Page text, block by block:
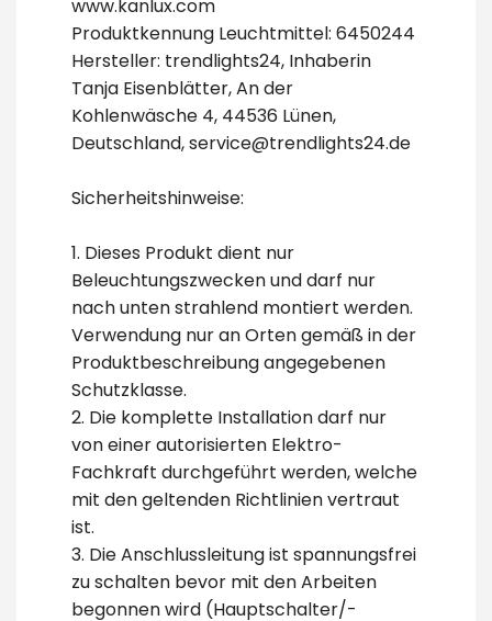
www.kanlux.com
Produktkennung Leuchtmittel: 6450244
Hersteller: trendlights24, Inhaberin
Tanja Eisenblätter, An der
Kohlenwäsche 4, 44536 Lünen,
Deutschland, service@trendlights24.de
Sicherheitshinweise:
1. Dieses Produkt dient nur
Beleuchtungszwecken und darf nur
nach unten strahlend montiert werden.
Verwendung nur an Orten gemäß in der
Produktbeschreibung angegebenen
Schutzklasse.
2. Die komplette Installation darf nur
von einer autorisierten Elektro-
Fachkraft durchgeführt werden, welche
mit den geltenden Richtlinien vertraut
ist.
3. Die Anschlussleitung ist spannungsfrei
zu schalten bevor mit den Arbeiten
begonnen wird (Hauptschalter/-